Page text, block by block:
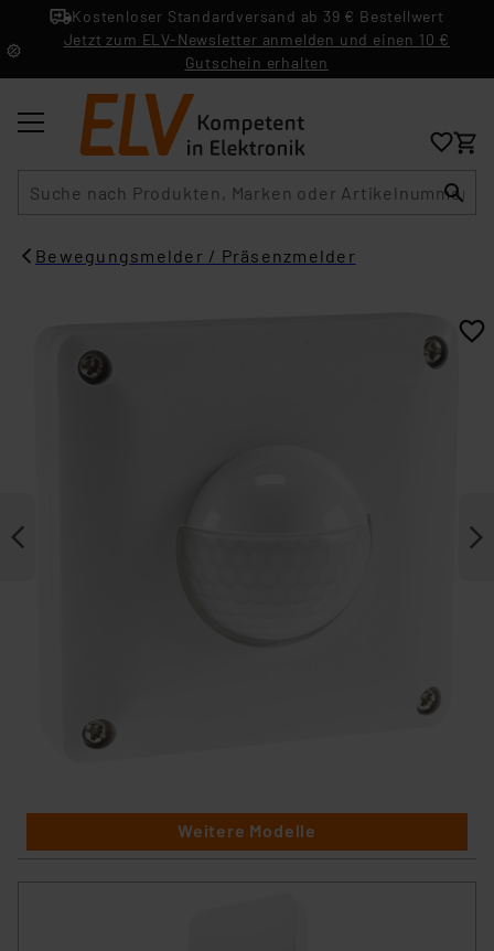
Kostenloser Standardversand ab 39 € Bestellwert
Jetzt zum ELV-Newsletter anmelden und einen 10 €
Gutschein erhalten
Bewegungsmelder / Präsenzmelder
Weitere Modelle